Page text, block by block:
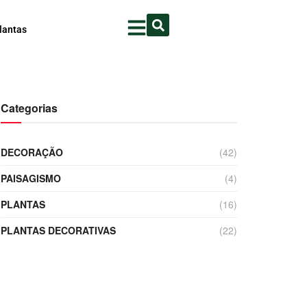
Categorias
DECORAÇÃO
(42)
PAISAGISMO
(4)
PLANTAS
(16)
PLANTAS DECORATIVAS
(22)